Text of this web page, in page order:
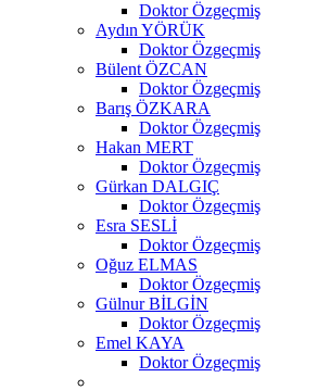
Doktor Özgeçmiş
Aydın YÖRÜK
Doktor Özgeçmiş
Bülent ÖZCAN
Doktor Özgeçmiş
Barış ÖZKARA
Doktor Özgeçmiş
Hakan MERT
Doktor Özgeçmiş
Gürkan DALGIÇ
Doktor Özgeçmiş
Esra SESLİ
Doktor Özgeçmiş
Oğuz ELMAS
Doktor Özgeçmiş
Gülnur BİLGİN
Doktor Özgeçmiş
Emel KAYA
Doktor Özgeçmiş